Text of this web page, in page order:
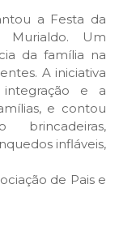
a Festa da
Murialdo. Um
da família na
A iniciativa
e a
e contou
brincadeiras,
infláveis,
de Pais e